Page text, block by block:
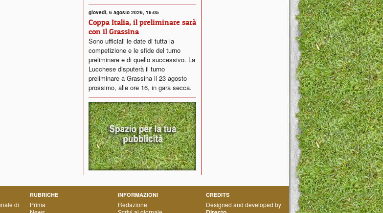
giovedì, 6 agosto 2026, 16:05
Coppa Italia, il preliminare sarà
con il Grassina
Sono ufficiali le date di tutta la
competizione e le sfide del turno
preliminare e di quello successivo. La
Lucchese disputerà il turno
preliminare a Grassina il 23 agosto
prossimo, alle ore 16, in gara secca.
di
RUBRICHE
Prima
INFORMAZIONI
Redazione
CREDITS
Designed and developed by